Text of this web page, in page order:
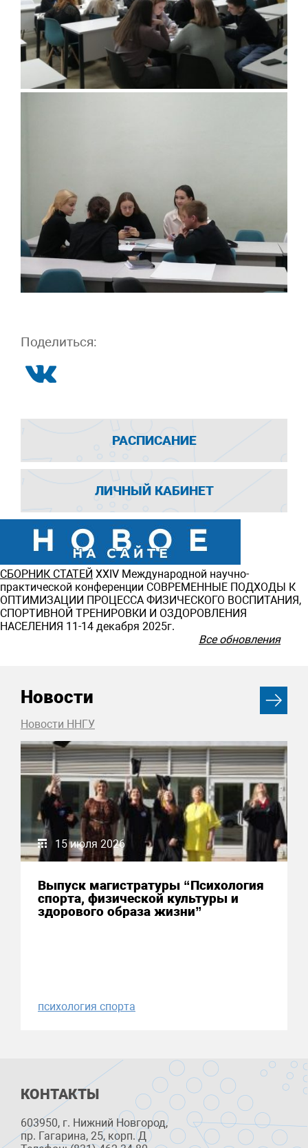
Поделиться:
РАСПИСАНИЕ
ЛИЧНЫЙ КАБИНЕТ
СБОРНИК СТАТЕЙ ХXIV Международной научно-
практической конференции СОВРЕМЕННЫЕ ПОДХОДЫ К
ОПТИМИЗАЦИИ ПРОЦЕССА ФИЗИЧЕСКОГО ВОСПИТАНИЯ,
СПОРТИВНОЙ ТРЕНИРОВКИ И ОЗДОРОВЛЕНИЯ
НАСЕЛЕНИЯ 11-14 декабря 2025г.
Все обновления
Новости
Новости ННГУ
15 июля 2026
Выпуск магистратуры “Психология
спорта, физической культуры и
здорового образа жизни”
психология спорта
КОНТАКТЫ
603950, г. Нижний Новгород,
пр. Гагарина, 25, корп. Д